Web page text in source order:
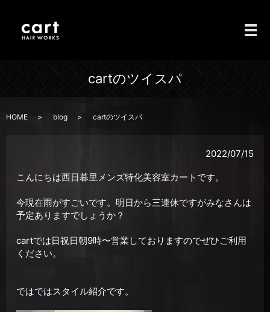
メ
cartのツイスパ
HOME blog cartのツイスパ
2022/07/15
こんにちは西日暮里メンズ特化美容室カートです。
今現在雨がすごいです。明日から三連休ですがみなさんは
予定ありますでしょうか？
cartでは日祝日朝9時〜営業しておりますのでぜひご利用
ください。
ではではスタイル紹介です。